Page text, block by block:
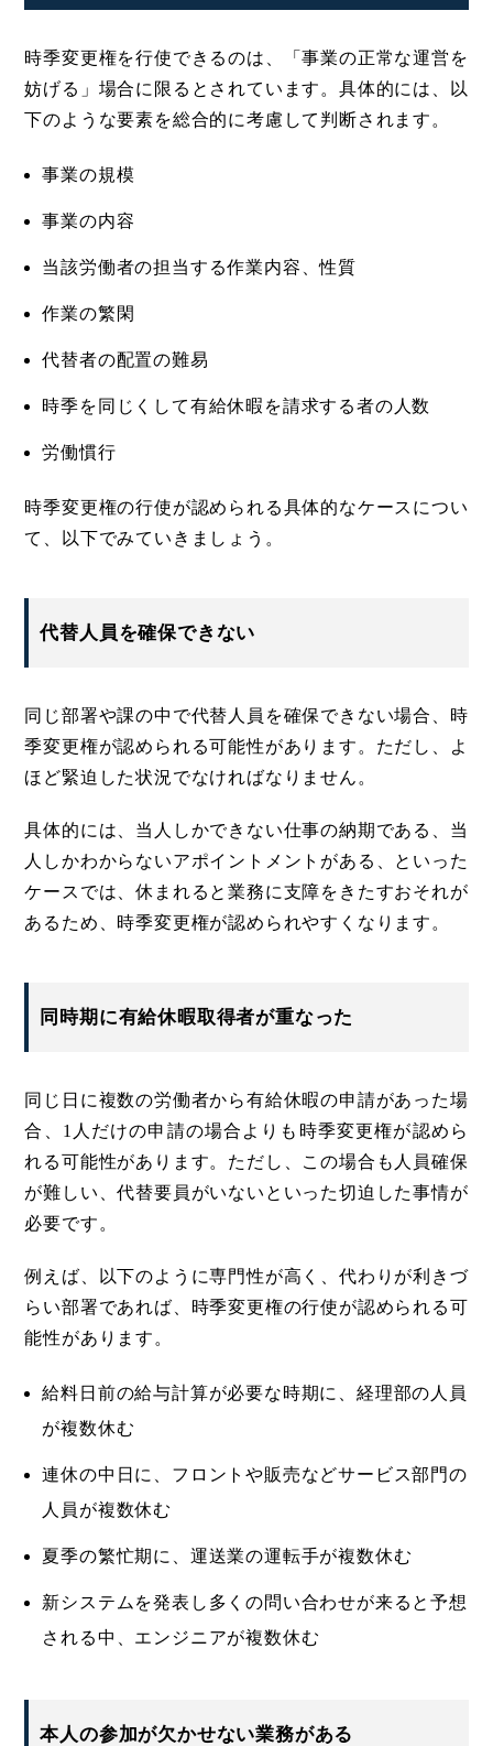
時季変更権を行使できるのは、「事業の正常な運営を
妨げる」場合に限るとされています。具体的には、以
下のような要素を総合的に考慮して判断されます。
事業の規模
事業の内容
当該労働者の担当する作業内容、性質
作業の繁閑
代替者の配置の難易
時季を同じくして有給休暇を請求する者の人数
労働慣行
時季変更権の行使が認められる具体的なケースについ
て、以下でみていきましょう。
代替人員を確保できない
同じ部署や課の中で代替人員を確保できない場合、時
季変更権が認められる可能性があります。ただし、よ
ほど緊迫した状況でなければなりません。
具体的には、当人しかできない仕事の納期である、当
人しかわからないアポイントメントがある、といった
ケースでは、休まれると業務に支障をきたすおそれが
あるため、時季変更権が認められやすくなります。
同時期に有給休暇取得者が重なった
同じ日に複数の労働者から有給休暇の申請があった場
合、1人だけの申請の場合よりも時季変更権が認めら
れる可能性があります。ただし、この場合も人員確保
が難しい、代替要員がいないといった切迫した事情が
必要です。
例えば、以下のように専門性が高く、代わりが利きづ
らい部署であれば、時季変更権の行使が認められる可
能性があります。
給料日前の給与計算が必要な時期に、経理部の人員
が複数休む
連休の中日に、フロントや販売などサービス部門の
人員が複数休む
夏季の繁忙期に、運送業の運転手が複数休む
新システムを発表し多くの問い合わせが来ると予想
される中、エンジニアが複数休む
本人の参加が欠かせない業務がある